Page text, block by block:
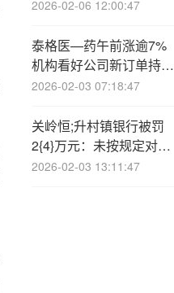
2026-02-06 12:00:47
泰格医—药午前涨逾7%
机构看好公司新订单持续
按季改善
2026-02-03 07:18:47
关岭恒;升村镇银行被罚
2{4}万元：未按规定对异
常交易进行人工分析、识
2026-02-03 13:11:47